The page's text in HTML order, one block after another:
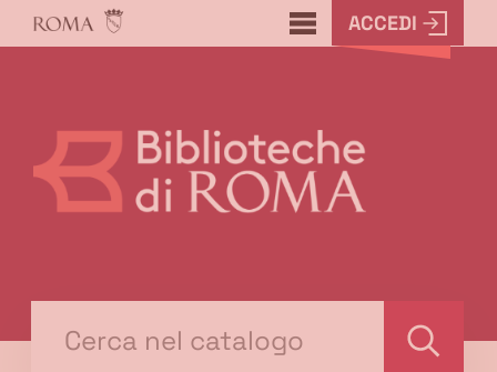
???
menu.button???
ACCEDI
il tuo libro "Catalogo"
Cerca